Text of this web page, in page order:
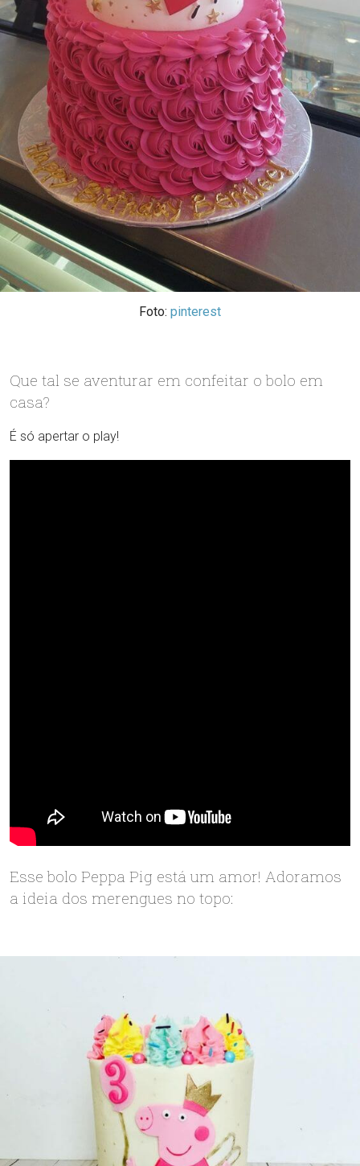
Foto: pinterest
Que tal se aventurar em confeitar o bolo em
casa?
É só apertar o play!
Esse bolo Peppa Pig está um amor! Adoramos
a ideia dos merengues no topo: